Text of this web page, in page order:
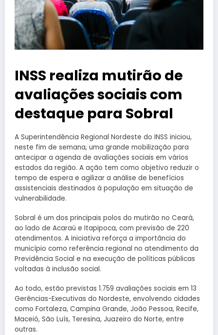
INSS realiza mutirão de
avaliações sociais com
destaque para Sobral
A Superintendência Regional Nordeste do INSS iniciou,
neste fim de semana, uma grande mobilização para
antecipar a agenda de avaliações sociais em vários
estados da região. A ação tem como objetivo reduzir o
tempo de espera e agilizar a análise de benefícios
assistenciais destinados à população em situação de
vulnerabilidade.
Sobral é um dos principais polos do mutirão no Ceará,
ao lado de Acaraú e Itapipoca, com previsão de 220
atendimentos. A iniciativa reforça a importância do
município como referência regional no atendimento da
Previdência Social e na execução de políticas públicas
voltadas à inclusão social.
Ao todo, estão previstas 1.759 avaliações sociais em 13
Gerências-Executivas do Nordeste, envolvendo cidades
como Fortaleza, Campina Grande, João Pessoa, Recife,
Maceió, São Luís, Teresina, Juazeiro do Norte, entre
outras.